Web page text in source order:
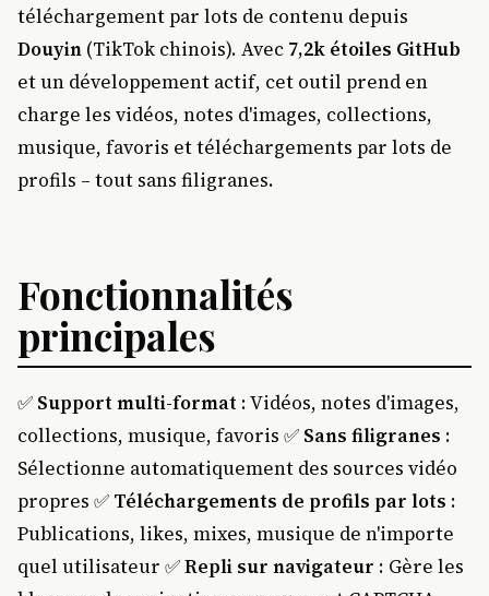
téléchargement par lots de contenu depuis
Douyin (TikTok chinois). Avec 7,2k étoiles GitHub
et un développement actif, cet outil prend en
charge les vidéos, notes d'images, collections,
musique, favoris et téléchargements par lots de
profils – tout sans filigranes.
Fonctionnalités
principales
✅ Support multi-format : Vidéos, notes d'images,
collections, musique, favoris ✅ Sans filigranes :
Sélectionne automatiquement des sources vidéo
propres ✅ Téléchargements de profils par lots :
Publications, likes, mixes, musique de n'importe
quel utilisateur ✅Repli sur navigateur : Gère les